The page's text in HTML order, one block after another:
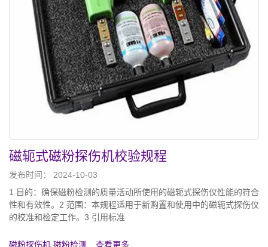
磁轭式磁粉探伤机校验规程
发布时间： 2024-10-03
1 目的：确保磁粉检测的质量活动所使用的磁轭式探伤仪性能的符合
性和有效性。2 范围：本规程适用于新购置和使用中的磁轭式探伤仪
的校准和检定工作。3 引用标准
磁粉探伤机 磁粉检测 查看更多